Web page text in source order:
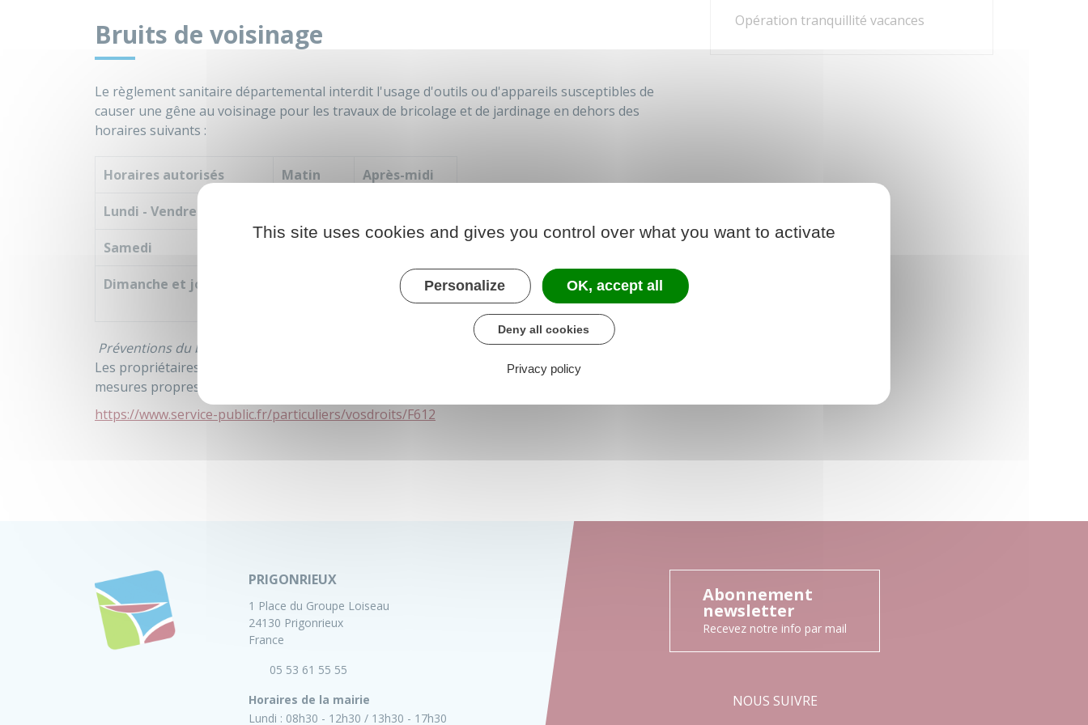
Bruits de voisinage
Le règlement sanitaire départemental interdit l'usage d'outils ou d'appareils susceptibles de
causer une gêne au voisinage pour les travaux de bricolage et de jardinage en dehors des
horaires suivants :
Horaires autorisés Matin Après-midi
Lundi - Vendredi
Samedi
Dimanche et jours fériés
Préventions du bruit et des nuisances sonores
Les propriétaires
ou ceux qui en ont la garde, sont tenus de prendre toutes les
mesures propres à préserver la tranquillité du voisinage et ceci de jour comme de nuit.
https://www.service-public.fr/particuliers/vosdroits/F612
Opération tranquillité vacances
PRIGONRIEUX
1 Place du Groupe Loiseau
24130 Prigonrieux
France
05 53 61 55 55
Horaires de la mairie
Lundi : 08h30 - 12h30 13h30 - 17h30
Abonnement
newsletter
Recevez notre info par mail
NOUS SUIVRE
This site uses cookies and gives you control over what you want to activate
Personalize OK, accept all
Deny all cookies
Privacy policy